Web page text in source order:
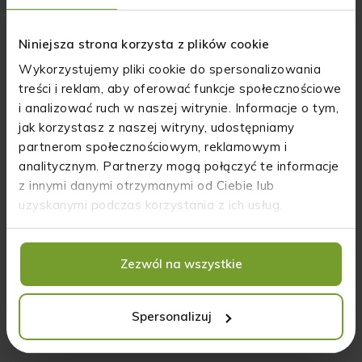
Niniejsza strona korzysta z plików cookie
Wykorzystujemy pliki cookie do spersonalizowania
treści i reklam, aby oferować funkcje społecznościowe
i analizować ruch w naszej witrynie. Informacje o tym,
jak korzystasz z naszej witryny, udostępniamy
partnerom społecznościowym, reklamowym i
analitycznym. Partnerzy mogą połączyć te informacje
z innymi danymi otrzymanymi od Ciebie lub
uzyskanymi podczas korzystania z ich usług.
Zezwól na wszystkie
Spersonalizuj
zachorowanie ich psa na epilepsję. Jej leczenie
poszukiwali innych możliwości wsparcia organizmu
pupila i tak natknęli się na olej CBD zawierający
naturalne bogactwo fitoskładników."
Nagrody: